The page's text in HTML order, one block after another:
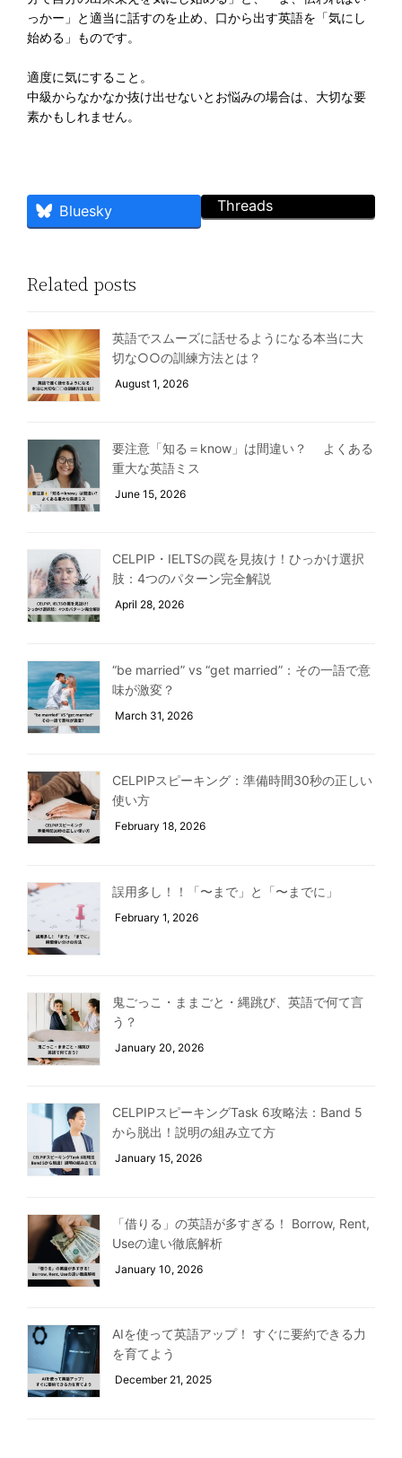
っかー」と適当に話すのを止め、口から出す英語を「気にし
始める」ものです。
適度に気にすること。
中級からなかなか抜け出せないとお悩みの場合は、大切な要
素かもしれません。
Bluesky Threads
Related posts
英語でスムーズに話せるようになる本当に大
切な○○の訓練方法とは？
August 1, 2026
要注意「知る＝know」は間違い？ よくある
重大な英語ミス
June 15, 2026
CELPIP・IELTSの罠を見抜け！ひっかけ選択
肢：4つのパターン完全解説
April 28, 2026
“be married” vs “get married”：その一語で意
味が激変？
March 31, 2026
CELPIPスピーキング：準備時間30秒の正しい
使い方
February 18, 2026
誤用多し！！「〜まで」と「〜までに」
February 1, 2026
鬼ごっこ・ままごと・縄跳び、英語で何て言
う？
January 20, 2026
CELPIPスピーキングTask 6攻略法：Band 5
から脱出！説明の組み立て方
January 15, 2026
「借りる」の英語が多すぎる！ Borrow, Rent,
Useの違い徹底解析
January 10, 2026
AIを使って英語アップ！ すぐに要約できる力
を育てよう
December 21, 2025